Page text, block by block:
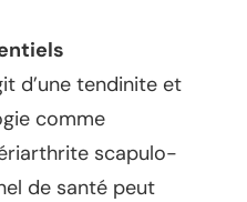
d’une tendinite et
comme
scapulo-
de santé peut